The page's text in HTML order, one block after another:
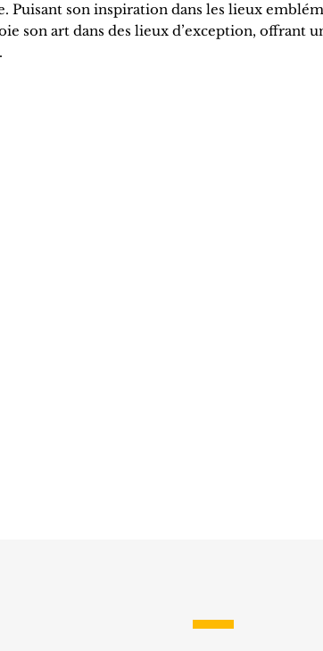
Puisant son inspiration dans les lieux
son art dans des lieux d’exception, offrant